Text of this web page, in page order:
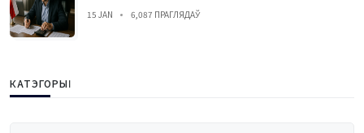
15 JAN 6,087 ПРАГЛЯДАЎ
КАТЭГОРЫІ